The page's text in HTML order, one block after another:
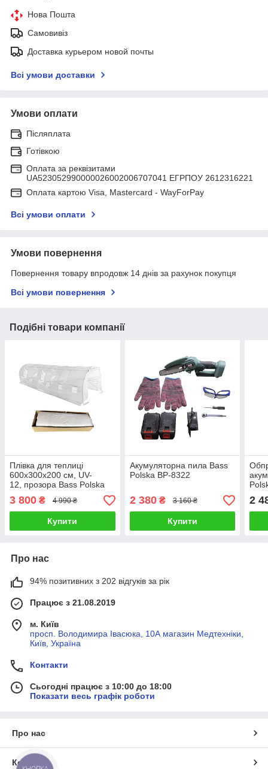
Нова Пошта
Самовивіз
Доставка курьером новой почты
Всі умови доставки
Умови оплати
Післяплата
Готівкою
Оплата за реквізитами
UA523052990000026002006707041 ЕГРПОУ 2612316221
Оплата картою Visa, Mastercard - WayForPay
Всі умови оплати
Умови повернення
Повернення товару впродовж 14 днів за рахунок покупця
Всі умови повернення
Подібні товари компанії
Плівка для теплиці
600х300х200 см, UV-
12, прозора Bass Polska
BP-859820
3 800 ₴ 4 990 ₴
Купити
Акумуляторна пила Bass
Polska BP-8322
2 380₴ 3 160 ₴
Купити
2
Про нас
94% позитивних з 202 відгуків за рік
Працює з 21.08.2019
м. Київ
просп. Володимира Івасюка, 10А магазин Медтехніки,
Київ, Україна
Контакти
Сьогодні працює з 10:00 до 18:00
Показати весь графік роботи
Про нас
Контакти